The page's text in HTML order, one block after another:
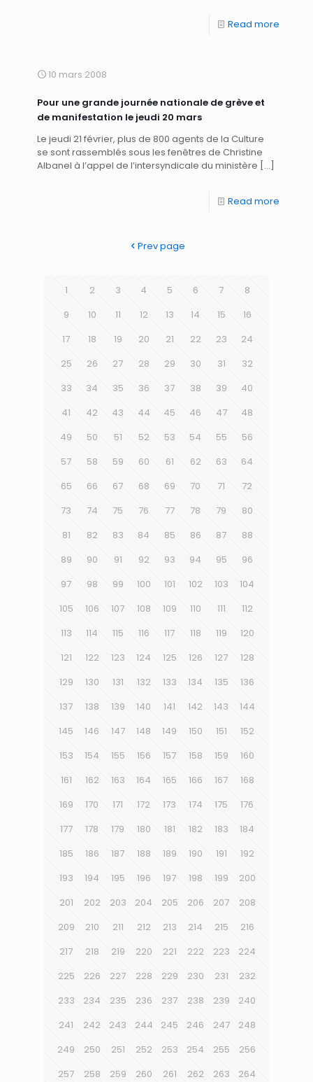
Read more
10 mars 2008
Pour une grande journée nationale de grève et
de manifestation le jeudi 20 mars
Le jeudi 21 février, plus de 800 agents de la Culture
se sont rassemblés sous les fenêtres de Christine
Albanel à l’appel de l’intersyndicale du ministère […]
Read more
Prev page
1 2 3 4 5 6 7
8
9
10 11 12 13 14 15
16
17
18 19 20 21 22 23
24
25
26 27 28 29 30 31
32
33
34 35 36 37 38 39
40
41
42 43 44 45 46 47
48
49
50 51 52 53 54 55
56
57
58 59 60 61 62 63
64
65
66 67 68 69 70 71
72
73
74 75 76 77 78 79
80
81
82 83 84 85 86 87
88
89
90 91 92 93 94 95
96
97
98 99 100 101 102 103
104
105
106 107 108 109 110 111
112
113
114 115 116 117 118 119
120
121
122 123 124 125 126 127
128
129
130 131 132 133 134 135
136
137
138 139 140 141 142 143
144
145
146 147 148 149 150 151
152
153
154 155 156 157 158 159
160
161
162 163 164 165 166 167
168
169
170 171 172 173 174 175
176
177
178 179 180 181 182 183
184
185
186 187 188 189 190 191
192
193
194 195 196 197 198 199
200
201
202 203 204 205 206 207
208
209
210 211 212 213 214 215
216
217
218 219 220 221 222 223
224
225
226 227 228 229 230 231
232
233
234 235 236 237 238 239
240
241
242 243 244 245 246 247
248
249
250 251 252 253 254 255
256
257
258 259 260 261 262 263
264